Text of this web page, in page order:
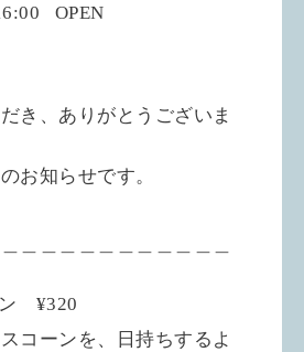
OPEN
き、ありがとうございま
お知らせです。
ン ¥320
コーンを、日持ちするよ